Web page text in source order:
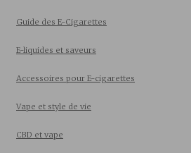
Guide des E-Cigarettes
E-liquides et saveurs
Accessoires pour E-cigarettes
Vape et style de vie
CBD et vape